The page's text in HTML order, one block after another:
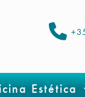
Estética